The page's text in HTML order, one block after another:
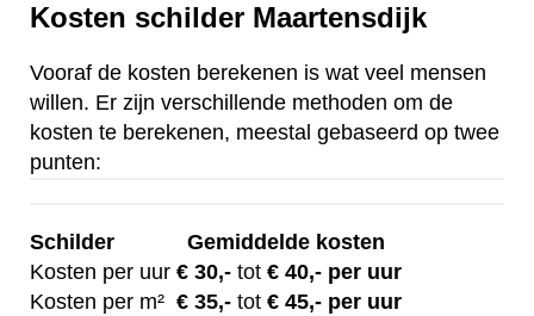
Kosten schilder Maartensdijk
Vooraf de kosten berekenen is wat veel mensen
willen. Er zijn verschillende methoden om de
kosten te berekenen, meestal gebaseerd op twee
punten:
Schilder
Gemiddelde kosten
Kosten per uur € 30,- tot € 40,- per uur
Kosten per m² € 35,- tot € 45,- per uur